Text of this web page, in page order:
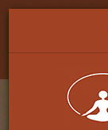
Image 1
Image 2
Image 3